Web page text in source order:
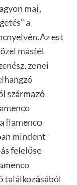
mai,
a
est
másfél
zenei
származó
flamenco
mindent
felelőse
találkozásából